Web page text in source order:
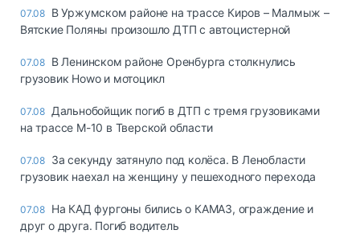
07.08 В Уржумском районе на трассе Киров – Малмыж –
Вятские Поляны произошло ДТП с автоцистерной
07.08 В Ленинском районе Оренбурга столкнулись
грузовик Howo и мотоцикл
07.08 Дальнобойщик погиб в ДТП с тремя грузовиками
на трассе М-10 в Тверской области
07.08 За секунду затянуло под колёса. В Ленобласти
грузовик наехал на женщину у пешеходного перехода
07.08 На КАД фургоны бились о КАМАЗ, ограждение и
друг о друга. Погиб водитель